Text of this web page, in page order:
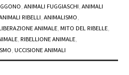
,ANIMALI FUGGIASCHI,ANIMALI
RIBELLI,ANIMALISMO,
ANIMALE,MITO DEL RIBELLE,
,RIBELLIONE ANIMALE,
,UCCISIONE ANIMALI